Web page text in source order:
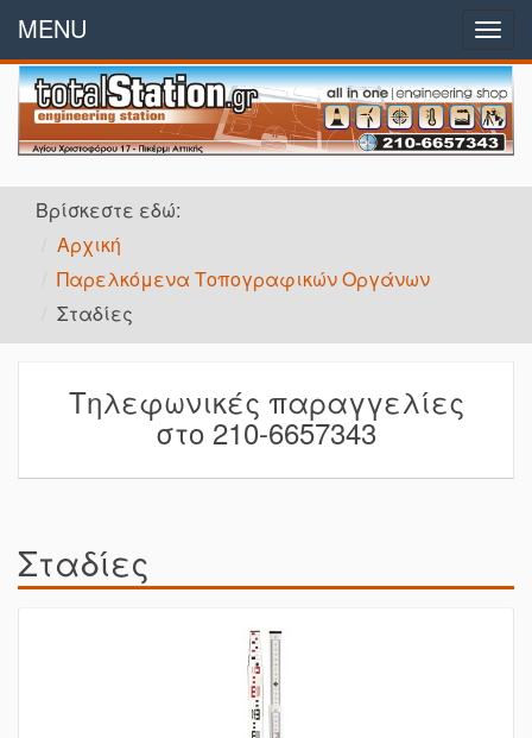
MENU
Βρίσκεστε εδώ:
Αρχική
Παρελκόμενα Τοπογραφικών Οργάνων
Σταδίες
Τηλεφωνικές παραγγελίες
στο 210-6657343
Σταδίες
Προφίλ